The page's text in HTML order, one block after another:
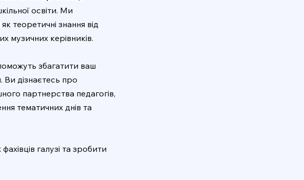
освіти. Ми
теоретичні знання від
музичних керівників.
збагатити ваш
дізнаєтесь про
партнерства педагогів,
тематичних днів та
галузі та зробити